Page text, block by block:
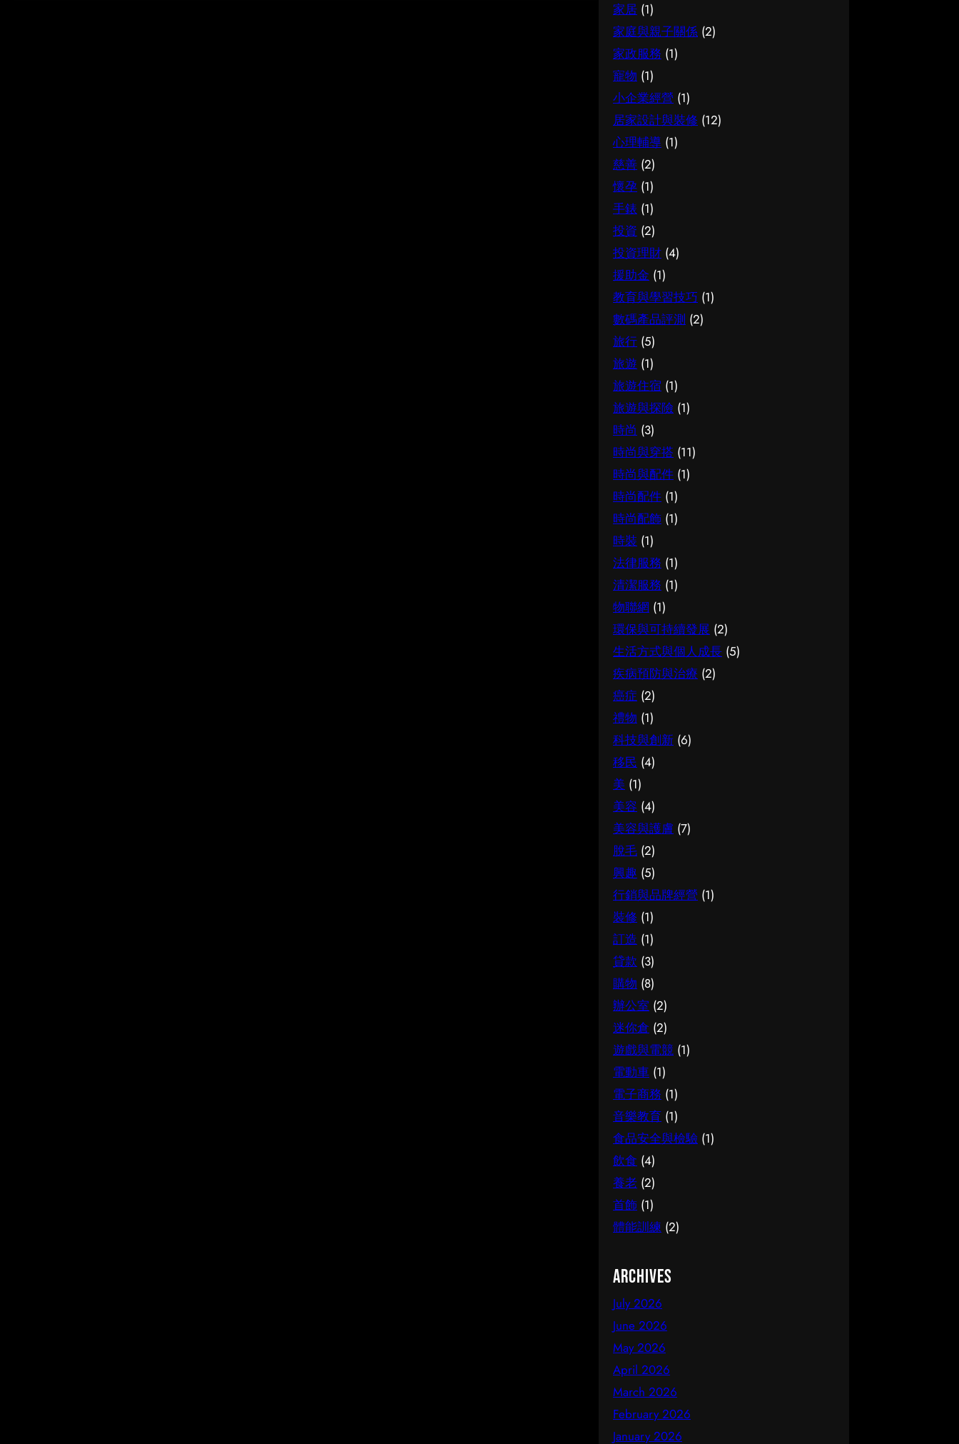
握簿記服務，第一步是建立正確的
基礎認知。很多誤解往往源於資訊
不足或一知半解，因此花點時間了
解它的本質與背景，是值得的投
資。 它的重要性 認真了解簿記服
務的好處顯而易見：當你清楚自己
面對的選擇與條件，便更容易避開
常見的陷阱，把時間與資源花在真
正合適的地方，這也是做足功課的
價值所在。 結語 說到底，面對簿
記服務，最重要的是保持理性、做
足功課，並按自己的實際情況作判
斷。願這篇文章能成為你的實用參
考，讓你在選擇時更有信心。
避免買了用不上、或選了不合適的
尷尬，讓每一分付出都用得其所。
如何選擇 在考慮腳腫 解決時，建
議從自己的實際需要出發，比較不
同選擇的特點與條件，而非單看價
錢或表面資訊。多參考可靠來源、
細閱詳情，有助找到最切合需要的
方案。想進一步了解相關資訊，可
以參考腳腫 解決，當中有更詳細
的介紹。 腳腫 解決是甚麼 要真正
掌握腳腫 解決，第一步是建立正
確的基礎認知。很多誤解往往源於
資訊不足或一知半解，因此花點時
間了解它的本質與背景，是值得的
投資。 總結 總括而言，了解腳腫
解決的關鍵在於掌握足夠資訊、認
清自己的需要，並在有需要時尋求
專業意見。希望這篇分享能為你提
供有用的參考，助你作出安心又合
適的決定。
心應手。 因應需要選擇 不同的情
境，對試管嬰兒的要求也不一樣。
先想清楚自己最常遇到的情況與優
先考量，再作選擇，就能避免買了
用不上、或選了不合適的尷尬，讓
每一分付出都用得其所。 如何選
擇 在考慮試管嬰兒時，建議從自
己的實際需要出發，比較不同選擇
的特點與條件，而非單看價錢或表
面資訊。多參考可靠來源、細閱詳
情，有助找到最切合需要的方案。
想進一步了解相關資訊，可以參考
試管嬰兒，當中有更詳細的介紹。
試管嬰兒是甚麼 要真正掌握試管
嬰兒，第一步是建立正確的基礎認
知。很多誤解往往源於資訊不足或
一知半解，因此花點時間了解它的
本質與背景，是值得的投資。 總
結 總括而言，了解試管嬰兒的關
鍵在於掌握足夠資訊、認清自己的
需要，並在有需要時尋求專業意
見。希望這篇分享能為你提供有用
的參考，助你作出安心又合適的決
定。
家居 (1)
家庭與親子關係 (2)
家政服務 (1)
寵物 (1)
小企業經營 (1)
居家設計與裝修 (12)
心理輔導 (1)
慈善 (2)
懷孕 (1)
手錶 (1)
投資 (2)
投資理財 (4)
援助金 (1)
教育與學習技巧 (1)
數碼產品評測 (2)
旅行 (5)
旅遊 (1)
旅遊住宿 (1)
旅遊與探險 (1)
時尚 (3)
時尚與穿搭 (11)
時尚與配件 (1)
時尚配件 (1)
時尚配飾 (1)
時裝 (1)
法律服務 (1)
清潔服務 (1)
物聯網 (1)
環保與可持續發展 (2)
生活方式與個人成長 (5)
疾病預防與治療 (2)
癌症 (2)
禮物 (1)
科技與創新 (6)
移民 (4)
美 (1)
美容 (4)
美容與護膚 (7)
脫毛 (2)
興趣 (5)
行銷與品牌經營 (1)
裝修 (1)
訂造 (1)
貸款 (3)
購物 (8)
辦公室 (2)
迷你倉 (2)
遊戲與電競 (1)
電動車 (1)
電子商務 (1)
音樂教育 (1)
食品安全與檢驗 (1)
飲食 (4)
養老 (2)
首飾 (1)
體能訓練 (2)
Archives
July 2026
June 2026
May 2026
April 2026
March 2026
February 2026
January 2026